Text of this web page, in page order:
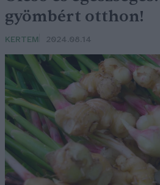
gyömbért otthon!
KERTEM 2024.08.14